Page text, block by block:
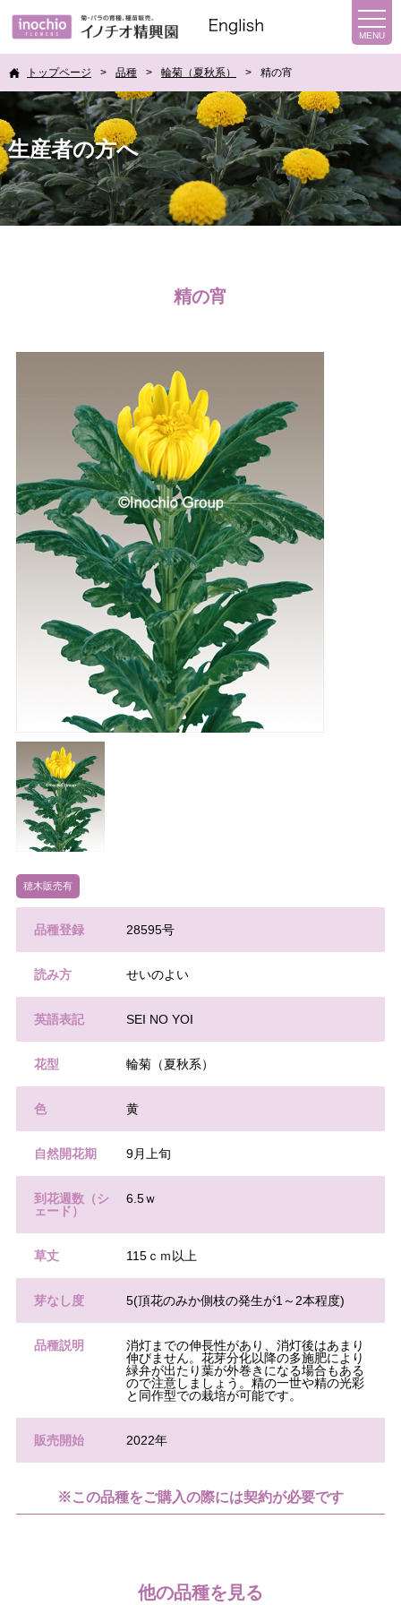
トップページ 品種 輪菊（夏秋系） 精の宵
生産者の方へ
精の宵
穂木販売有
品種登録 28595号
読み方 せいのよい
英語表記 SEI NO YOI
花型 輪菊（夏秋系）
色 黄
自然開花期 9月上旬
到花週数（シ
ェード）
6.5ｗ
草丈 115ｃｍ以上
芽なし度 5(頂花のみか側枝の発生が1～2本程度)
品種説明
消灯までの伸長性があり、消灯後はあまり
伸びません。花芽分化以降の多施肥により
緑弁が出たり葉が外巻きになる場合もある
ので注意しましょう。精の一世や精の光彩
と同作型での栽培が可能です。
販売開始 2022年
※この品種をご購入の際には契約が必要です
他の品種を見る